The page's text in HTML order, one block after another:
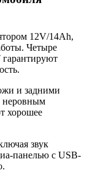
12V/14Ah,
Четыре
гарантируют
и задними
неровным
хорошее
звук
панелью с USB-